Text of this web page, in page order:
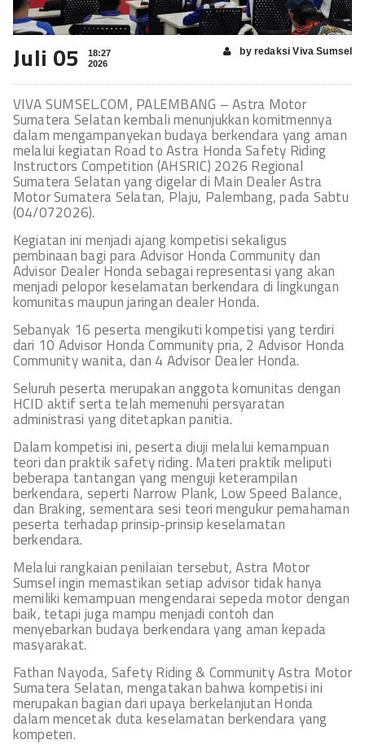
Juli 05
18:27
2026
by redaksi Viva Sumsel
VIVA SUMSEL.COM, PALEMBANG – Astra Motor
Sumatera Selatan kembali menunjukkan komitmennya
dalam mengampanyekan budaya berkendara yang aman
melalui kegiatan Road to Astra Honda Safety Riding
Instructors Competition (AHSRIC) 2026 Regional
Sumatera Selatan yang digelar di Main Dealer Astra
Motor Sumatera Selatan, Plaju, Palembang, pada Sabtu
(04/072026).
Kegiatan ini menjadi ajang kompetisi sekaligus
pembinaan bagi para Advisor Honda Community dan
Advisor Dealer Honda sebagai representasi yang akan
menjadi pelopor keselamatan berkendara di lingkungan
komunitas maupun jaringan dealer Honda.
Sebanyak 16 peserta mengikuti kompetisi yang terdiri
dari 10 Advisor Honda Community pria, 2 Advisor Honda
Community wanita, dan 4 Advisor Dealer Honda.
Seluruh peserta merupakan anggota komunitas dengan
HCID aktif serta telah memenuhi persyaratan
administrasi yang ditetapkan panitia.
Dalam kompetisi ini, peserta diuji melalui kemampuan
teori dan praktik safety riding. Materi praktik meliputi
beberapa tantangan yang menguji keterampilan
berkendara, seperti Narrow Plank, Low Speed Balance,
dan Braking, sementara sesi teori mengukur pemahaman
peserta terhadap prinsip-prinsip keselamatan
berkendara.
Melalui rangkaian penilaian tersebut, Astra Motor
Sumsel ingin memastikan setiap advisor tidak hanya
memiliki kemampuan mengendarai sepeda motor dengan
baik, tetapi juga mampu menjadi contoh dan
menyebarkan budaya berkendara yang aman kepada
masyarakat.
Fathan Nayoda, Safety Riding & Community Astra Motor
Sumatera Selatan, mengatakan bahwa kompetisi ini
merupakan bagian dari upaya berkelanjutan Honda
dalam mencetak duta keselamatan berkendara yang
kompeten.